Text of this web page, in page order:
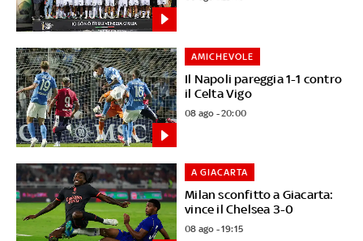
Il Napoli pareggia 1-1 contro
il Celta Vigo
AMICHEVOLE
08 ago - 20:00
Milan sconfitto a Giacarta:
vince il Chelsea 3-0
A GIACARTA
08 ago - 19:15